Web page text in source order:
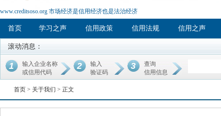
www.creditsoso.org 市场经济是信用经济也是法治经济
首页 学习之声 信用政策 信用法规 信用之声
滚动消息：
1
输入企业名称
或信用代码
2
输入
验证码
3
查询
信用信息
首页 > 关于我们 > 正文